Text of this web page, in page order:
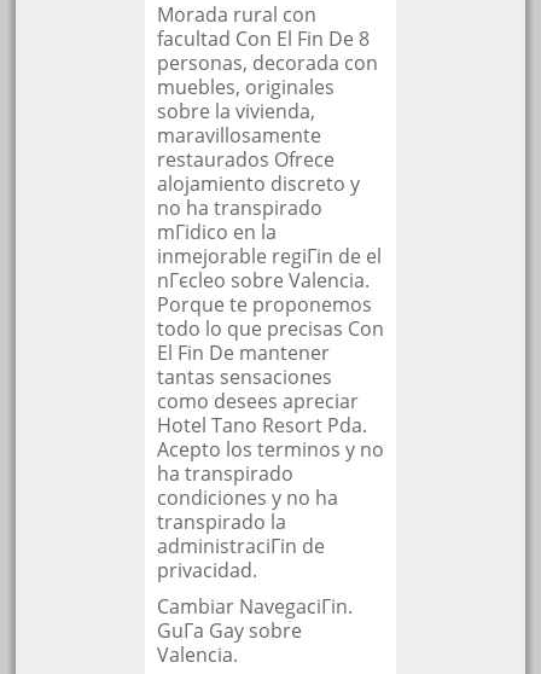
Morada rural con
facultad Con El Fin De 8
personas, decorada con
muebles, originales
sobre la vivienda,
maravillosamente
restaurados Ofrece
alojamiento discreto y
no ha transpirado
mГіdico en la
inmejorable regiГіn de el
nГєcleo sobre Valencia.
Porque te proponemos
todo lo que precisas Con
El Fin De mantener
tantas sensaciones
como desees apreciar
Hotel Tano Resort Pda.
Acepto los terminos y no
ha transpirado
condiciones y no ha
transpirado la
administraciГіn de
privacidad.
Cambiar NavegaciГіn.
GuГ­a Gay sobre
Valencia.